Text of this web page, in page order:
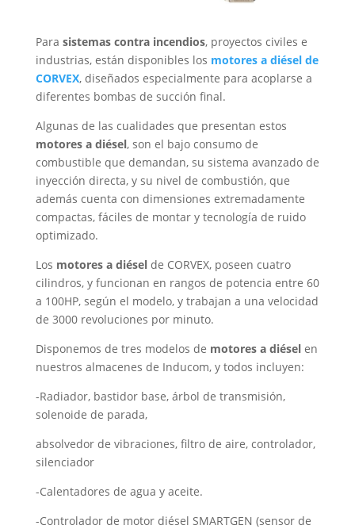
Para sistemas contra incendios, proyectos civiles e
industrias, están disponibles los motores a diésel de
CORVEX, diseñados especialmente para acoplarse a
diferentes bombas de succión final.
Algunas de las cualidades que presentan estos
motores a diésel, son el bajo consumo de
combustible que demandan, su sistema avanzado de
inyección directa, y su nivel de combustión, que
además cuenta con dimensiones extremadamente
compactas, fáciles de montar y tecnología de ruido
optimizado.
Los motores a diéselde CORVEX, poseen cuatro
cilindros, y funcionan en rangos de potencia entre 60
a 100HP, según el modelo, y trabajan a una velocidad
de 3000 revoluciones por minuto.
Disponemos de tres modelos de motores a diéselen
nuestros almacenes de Inducom, y todos incluyen:
-Radiador, bastidor base, árbol de transmisión,
solenoide de parada,
absolvedor de vibraciones, filtro de aire, controlador,
silenciador
-Calentadores de agua y aceite.
-Controlador de motor diésel SMARTGEN (sensor de